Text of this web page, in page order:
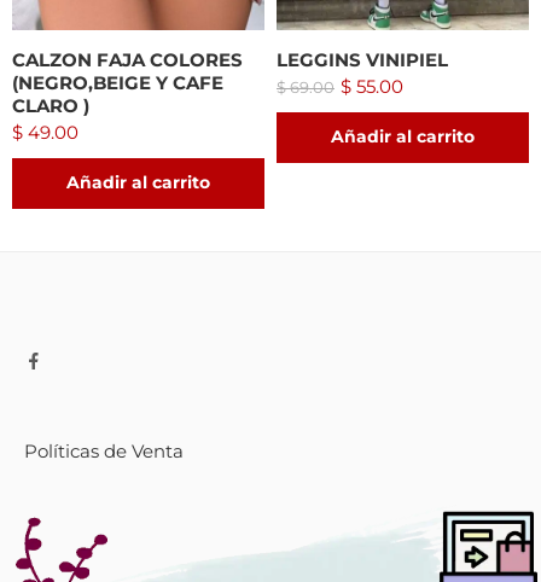
CALZON FAJA COLORES
(NEGRO,BEIGE Y CAFE
CLARO )
$ 49.00
Añadir al carrito
LEGGINS VINIPIEL
$69.00 $ 55.00
Añadir al carrito
Políticas de Venta